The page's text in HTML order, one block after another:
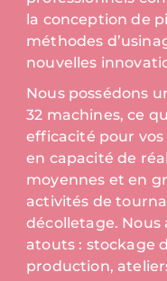
la conception de
méthodes
nouvelles
Nous possédons
32 machines, ce
efficacité pour
en capacité de
moyennes et en
activités de
décolletage. Nous
atouts : stockage
production,